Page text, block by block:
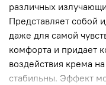
различных
Представляет собой
даже для самой
комфорта и придает
воздействия крема
стабильны. Эффект